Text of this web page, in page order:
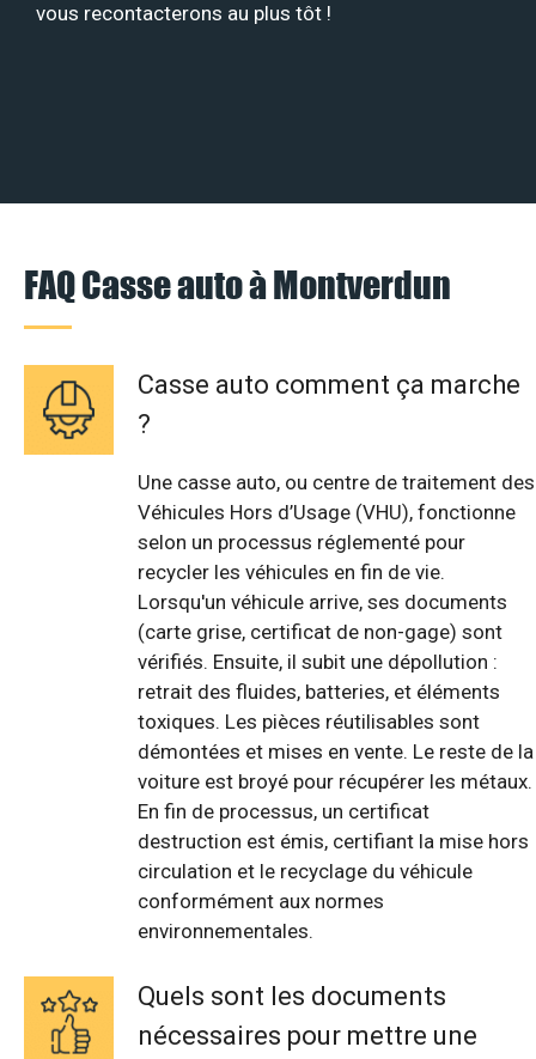
vous recontacterons au plus tôt !
FAQ Casse auto à Montverdun
Casse auto comment ça marche
?
Une casse auto, ou centre de traitement des
Véhicules Hors d’Usage (VHU), fonctionne
selon un processus réglementé pour
recycler les véhicules en fin de vie.
Lorsqu'un véhicule arrive, ses documents
(carte grise, certificat de non-gage) sont
vérifiés. Ensuite, il subit une dépollution :
retrait des fluides, batteries, et éléments
toxiques. Les pièces réutilisables sont
démontées et mises en vente. Le reste de la
voiture est broyé pour récupérer les métaux.
En fin de processus, un certificat
destruction est émis, certifiant la mise hors
circulation et le recyclage du véhicule
conformément aux normes
environnementales.
Quels sont les documents
nécessaires pour mettre une